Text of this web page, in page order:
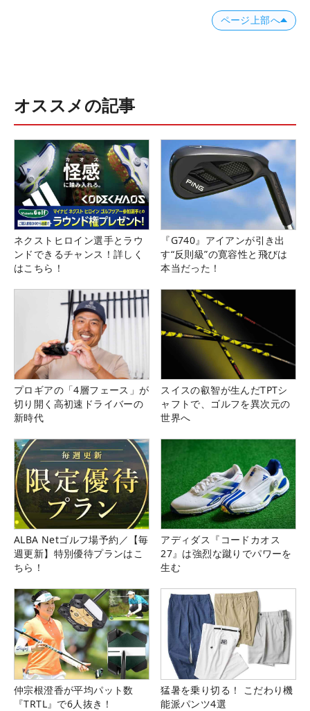
ページ上部へ
オススメの記事
ネクストヒロイン選手とラウ
ンドできるチャンス！詳しく
はこちら！
『G740』アイアンが引き出
す“反則級”の寛容性と飛びは
本当だった！
プロギアの「4層フェース」が
切り開く高初速ドライバーの
新時代
スイスの叡智が生んだTPTシ
ャフトで、ゴルフを異次元の
世界へ
ALBA Netゴルフ場予約／【毎
週更新】特別優待プランはこ
ちら！
アディダス『コードカオス
27』は強烈な蹴りでパワーを
生む
仲宗根澄香が平均パット数
『TRTL』で6人抜き！
猛暑を乗り切る！ こだわり機
能派パンツ4選